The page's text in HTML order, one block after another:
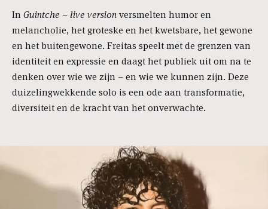
In Guintche – live versionversmelten humor en
melancholie, het groteske en het kwetsbare, het gewone
en het buitengewone. Freitas speelt met de grenzen van
identiteit en expressie en daagt het publiek uit om na te
denken over wie we zijn – en wie we kunnen zijn. Deze
duizelingwekkende solo is een ode aan transformatie,
diversiteit en de kracht van het onverwachte.